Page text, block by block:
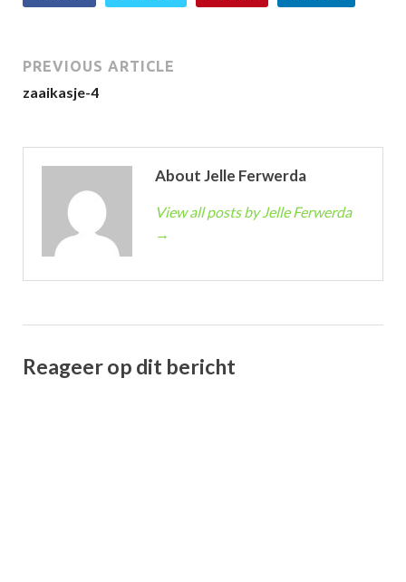
PREVIOUS ARTICLE
zaaikasje-4
About Jelle Ferwerda
View all posts by Jelle Ferwerda
→
Reageer op dit bericht